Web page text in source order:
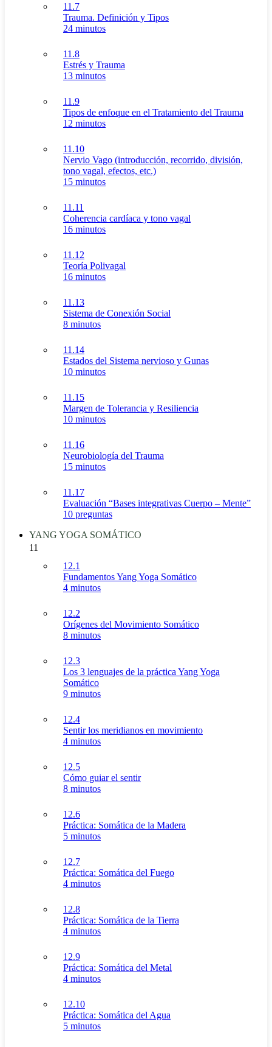
11.7
Trauma. Definición y Tipos
24 minutos
11.8
Estrés y Trauma
13 minutos
11.9
Tipos de enfoque en el Tratamiento del Trauma
12 minutos
11.10
Nervio Vago (introducción, recorrido, división,
tono vagal, efectos, etc.)
15 minutos
11.11
Coherencia cardíaca y tono vagal
16 minutos
11.12
Teoría Polivagal
16 minutos
11.13
Sistema de Conexión Social
8 minutos
11.14
Estados del Sistema nervioso y Gunas
10 minutos
11.15
Margen de Tolerancia y Resiliencia
10 minutos
11.16
Neurobiología del Trauma
15 minutos
11.17
Evaluación “Bases integrativas Cuerpo – Mente”
10 preguntas
YANG YOGA SOMÁTICO
11
12.1
Fundamentos Yang Yoga Somático
4 minutos
12.2
Orígenes del Movimiento Somático
8 minutos
12.3
Los 3 lenguajes de la práctica Yang Yoga
Somático
9 minutos
12.4
Sentir los meridianos en movimiento
4 minutos
12.5
Cómo guiar el sentir
8 minutos
12.6
Práctica: Somática de la Madera
5 minutos
12.7
Práctica: Somática del Fuego
4 minutos
12.8
Práctica: Somática de la Tierra
4 minutos
12.9
Práctica: Somática del Metal
4 minutos
12.10
Práctica: Somática del Agua
5 minutos